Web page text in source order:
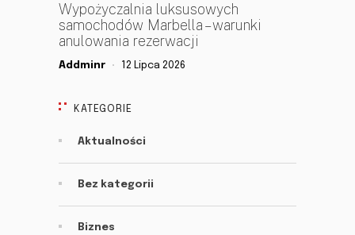
Wypożyczalnia luksusowych
samochodów Marbella – warunki
anulowania rezerwacji
Addminr 12 Lipca 2026
KATEGORIE
Aktualności
Bez kategorii
Biznes